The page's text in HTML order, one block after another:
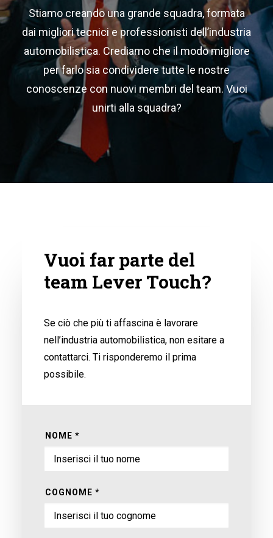
Italy
France
Stiamo creando una grande squadra, formata
dai migliori tecnici e professionisti dell’industria
automobilistica. Crediamo che il modo migliore
per farlo sia condividere tutte le nostre
conoscenze con nuovi membri del team. Vuoi
unirti alla squadra?
Vuoi far parte del
team Lever Touch?
Se ciò che più ti affascina è lavorare
nell’industria automobilistica, non esitare a
contattarci. Ti risponderemo il prima
possibile.
NOME *
COGNOME *